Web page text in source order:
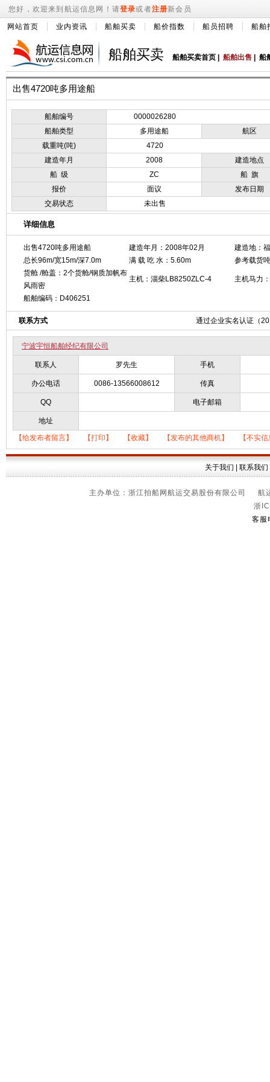
您好，欢迎来到航运信息网！请登录或者注册新会员
网站首页 业内资讯 船舶买卖 船价指数 船员招聘 船舶
船舶买卖 船舶买卖首页 船舶出售 船
出售4720吨多用途船
船舶编号
0000026280
船舶类型
多用途船
航区
载重吨(吨)
4720
建造年月
2008
建造地点
船 级
ZC
船 旗
报价
面议
发布日期
交易状态
未出售
详细信息
出售4720吨多用途船 建造年月：2008年02月
建造地：
总长96m/宽15m/深7.0m
满 载 吃 水：5.60m
参考载货
货舱 /舱盖：2个货舱/钢质加帆布
风雨密
主机：淄柴LB8250ZLC-4 主机马力
船舶编码：D406251
联系方式 通过企业实名认证（
宁波宇恒船舶经纪有限公司
联系人 罗先生 手机
办公电话 0086-13566008612 传真
QQ 电子邮箱
地址
【给发布者留言】
【打印】 【收藏】 【发布的其他商机】 【不实
关于我们 联系我们
主办单位：浙江拍船网航运交易股份有限公司
浙
客服